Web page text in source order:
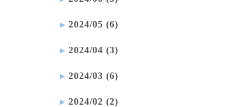
2024/05 (6)
2024/04 (3)
2024/03 (6)
2024/02 (2)